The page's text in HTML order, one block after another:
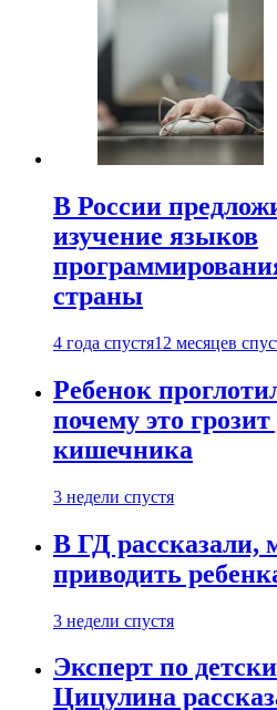
В России
изучение языков
страны
4 года спустя12 месяцев
Ребенок
почему это
кишечника
3 недели спустя
В ГД рассказали,
приводить
3 недели спустя
Эксперт по
Цицулина